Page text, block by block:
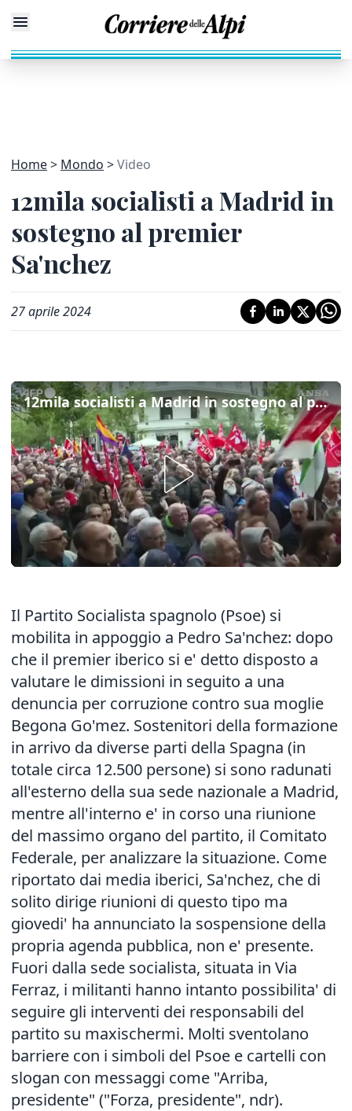
Home Mondo Video
12mila socialisti a Madrid in
sostegno al premier
Sa'nchez
27 aprile 2024
12mila socialisti a Madrid in sostegno al premier Sa'nchez
Il Partito Socialista spagnolo (Psoe) si
mobilita in appoggio a Pedro Sa'nchez: dopo
che il premier iberico si e' detto disposto a
valutare le dimissioni in seguito a una
denuncia per corruzione contro sua moglie
Begona Go'mez. Sostenitori della formazione
in arrivo da diverse parti della Spagna (in
totale circa 12.500 persone) si sono radunati
all'esterno della sua sede nazionale a Madrid,
mentre all'interno e' in corso una riunione
del massimo organo del partito, il Comitato
Federale, per analizzare la situazione. Come
riportato dai media iberici, Sa'nchez, che di
solito dirige riunioni di questo tipo ma
giovedi' ha annunciato la sospensione della
propria agenda pubblica, non e' presente.
Fuori dalla sede socialista, situata in Via
Ferraz, i militanti hanno intanto possibilita' di
seguire gli interventi dei responsabili del
partito su maxischermi. Molti sventolano
barriere con i simboli del Psoe e cartelli con
slogan con messaggi come "Arriba,
presidente" ("Forza, presidente", ndr).